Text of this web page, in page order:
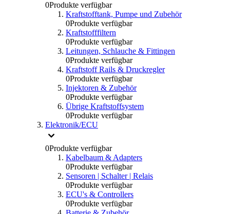
0Produkte verfügbar
Kraftstofftank, Pumpe und Zubehör
0Produkte verfügbar
Kraftstofffiltern
0Produkte verfügbar
Leitungen, Schlauche & Fittingen
0Produkte verfügbar
Kraftstoff Rails & Druckregler
0Produkte verfügbar
Injektoren & Zubehör
0Produkte verfügbar
Übrige Kraftstoffsystem
0Produkte verfügbar
Elektronik/ECU
0Produkte verfügbar
Kabelbaum & Adapters
0Produkte verfügbar
Sensoren | Schalter | Relais
0Produkte verfügbar
ECU's & Controllers
0Produkte verfügbar